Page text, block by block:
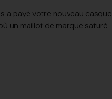
a payé votre nouveau casque
un maillot de marque saturé